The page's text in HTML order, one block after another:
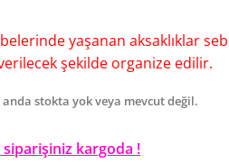
yaşanan aksaklıklar
şekilde organize edilir.
stokta yok veya mevcut değil.
siparişiniz kargoda !